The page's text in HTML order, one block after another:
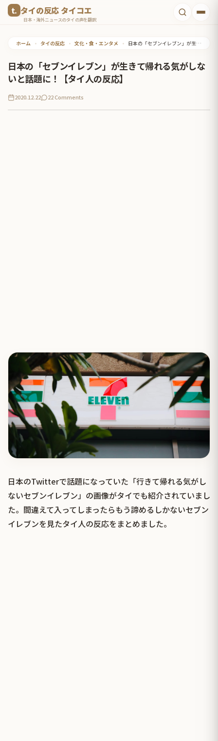
タイの反応 タイコエ
日本・海外ニュースのタイの声を翻訳
ホーム • タイの反応 • 文化・食・エンタメ • 日本の「セブンイレブン」が生きて帰れる気がしないと話題に！【タイ人の反応】
日本の「セブンイレブン」が生きて帰れる気がしな
いと話題に！【タイ人の反応】
2020.12.22 22 Comments
日本のTwitterで話題になっていた「行きて帰れる気がし
ないセブンイレブン」の画像がタイでも紹介されていまし
た。間違えて入ってしまったらもう諦めるしかないセブン
イレブンを見たタイ人の反応をまとめました。